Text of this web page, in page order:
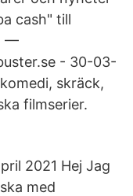
cash" till
—
- 30-03-
skräck,
filmserier.
2021 Hej Jag
med